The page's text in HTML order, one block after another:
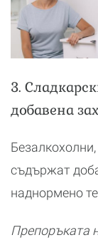
3.
добавена
съдържат
наднормено
Препоръката